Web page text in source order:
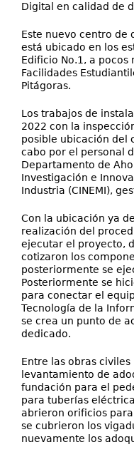
Digital en calidad de
Este nuevo centro de
está ubicado en los
Edificio No.1, a
Facilidades
Pitágoras.
Los trabajos de
2022 con la
posible ubicación del
cabo por el personal
Departamento de
Investigación e
Industria (CINEMI),
Con la ubicación ya
realización del
ejecutar el proyecto,
cotizaron los
posteriormente se
Posteriormente se
para conectar el
Tecnología de la
se crea un punto de
dedicado.
Entre las obras civiles
levantamiento de
fundación para el
para tuberías
abrieron orificios
se cubrieron los
nuevamente los